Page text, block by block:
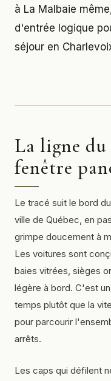
à La Malbaie
d'entrée logique
séjour en
La ligne du
fenêtre
Le tracé suit le bord
ville de Québec, en
grimpe doucement à
Les voitures sont
baies vitrées, sièges
légère à bord. C'est
temps plutôt que la
pour parcourir
arrêts.
Les caps qui défilent